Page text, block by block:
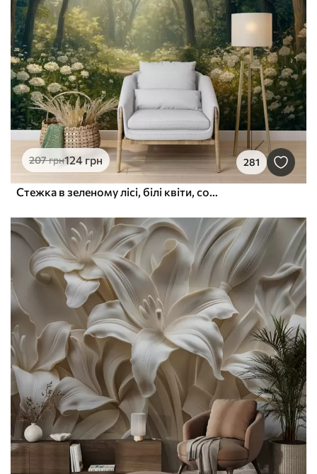
207грн124грн 281
Стежка в зеленому лісі, білі квіти, сонячне світло, малюнок в стилі акрил